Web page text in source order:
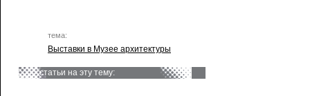
тема:
Выставки в Музее архитектуры
статьи на эту тему: